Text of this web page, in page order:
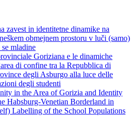
zavest in identitetne dinamike na
obmejnem prostoru v luči (samo)
mladine
Goriziana e le dinamiche
di confine tra la Repubblica di
degli Asburgo alla luce delle
degli studenti
in the Area of Gorizia and Identity
Habsburg-Venetian Borderland in
Labelling of the School Populations